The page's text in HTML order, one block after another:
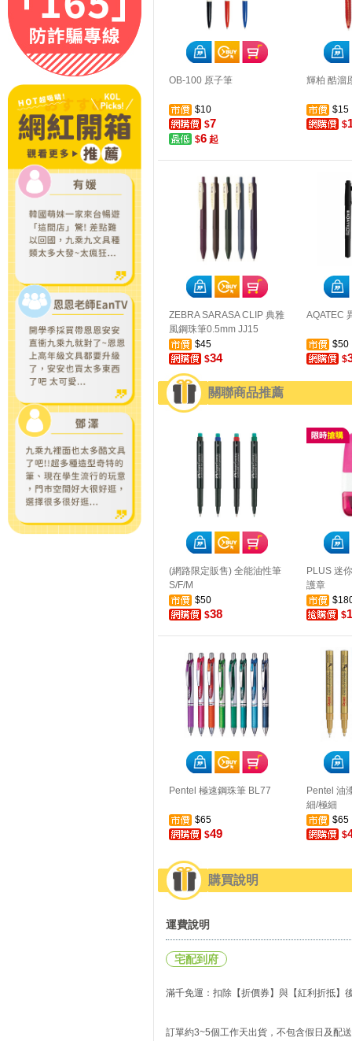
OB-100 原子筆
$10
$7
$6起
輝柏 酷溜
$15
$
ZEBRA SARASA CLIP 典雅
風鋼珠筆0.5mm JJ15
$45
$34
AQATEC
$50
$
關聯商品推薦
(網路限定販售) 全能油性筆
S/F/M
$50
$38
PLUS 迷
護章
$
Pentel 極速鋼珠筆 BL77
$65
$49
Pentel 油
細/極細
$65
$
購買說明
運費說明
宅配到府
滿千免運：扣除【折價券】與【紅利折抵】
訂單約3~5個工作天出貨，不包含假日及配